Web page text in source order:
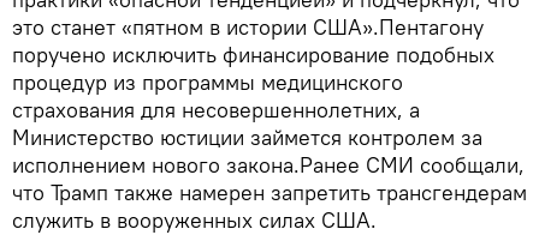
это станет «пятном в истории США».Пентагону
поручено исключить финансирование подобных
процедур из программы медицинского
страхования для несовершеннолетних, а
Министерство юстиции займется контролем за
исполнением нового закона.Ранее СМИ сообщали,
что Трамп также намерен запретить трансгендерам
служить в вооруженных силах США.